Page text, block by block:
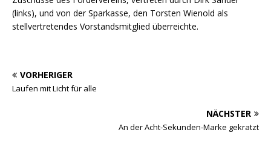
(links), und von der Sparkasse, den Torsten Wienold als
stellvertretendes Vorstandsmitglied überreichte.
VORHERIGER
Laufen mit Licht für alle
NÄCHSTER
An der Acht-Sekunden-Marke gekratzt